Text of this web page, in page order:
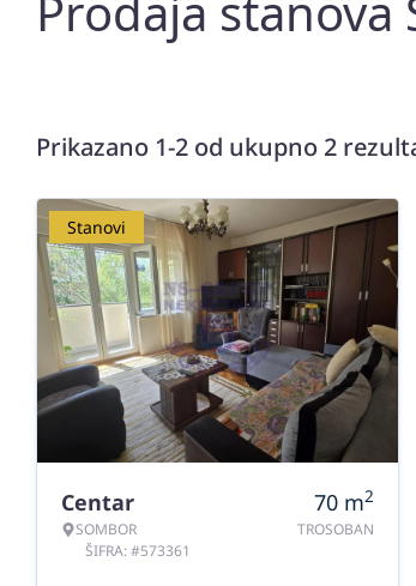
Prikazano 1-2 od ukupno 2
Stanovi
Centar
SOMBOR
ŠIFRA: #573361
70 m2
TROSOBAN